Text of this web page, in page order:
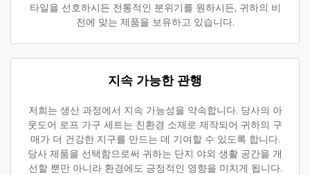
타일을 선호하시든 전통적인 분위기를 원하시든, 귀하의 비
전에 맞는 제품을 보유하고 있습니다.
지속 가능한 관행
저희는 생산 과정에서 지속 가능성을 약속합니다. 당사의 아
웃도어 로프 가구 세트는 친환경 소재로 제작되어 귀하의 구
매가 더 건강한 지구를 만드는 데 기여할 수 있도록 합니다.
당사 제품을 선택함으로써 귀하는 단지 야외 생활 공간을 개
선할 뿐만 아니라 환경에도 긍정적인 영향을 미치게 됩니다.